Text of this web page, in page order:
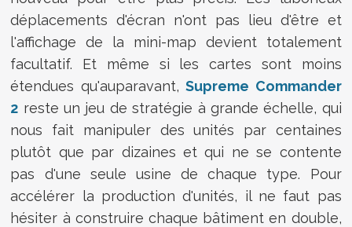
déplacements d'écran n'ont pas lieu d'être et
l'affichage de la mini-map devient totalement
facultatif. Et même si les cartes sont moins
étendues qu'auparavant,Supreme Commander
2 reste un jeu de stratégie à grande échelle, qui
nous fait manipuler des unités par centaines
plutôt que par dizaines et qui ne se contente
pas d'une seule usine de chaque type. Pour
accélérer la production d'unités, il ne faut pas
hésiter à construire chaque bâtiment en double,